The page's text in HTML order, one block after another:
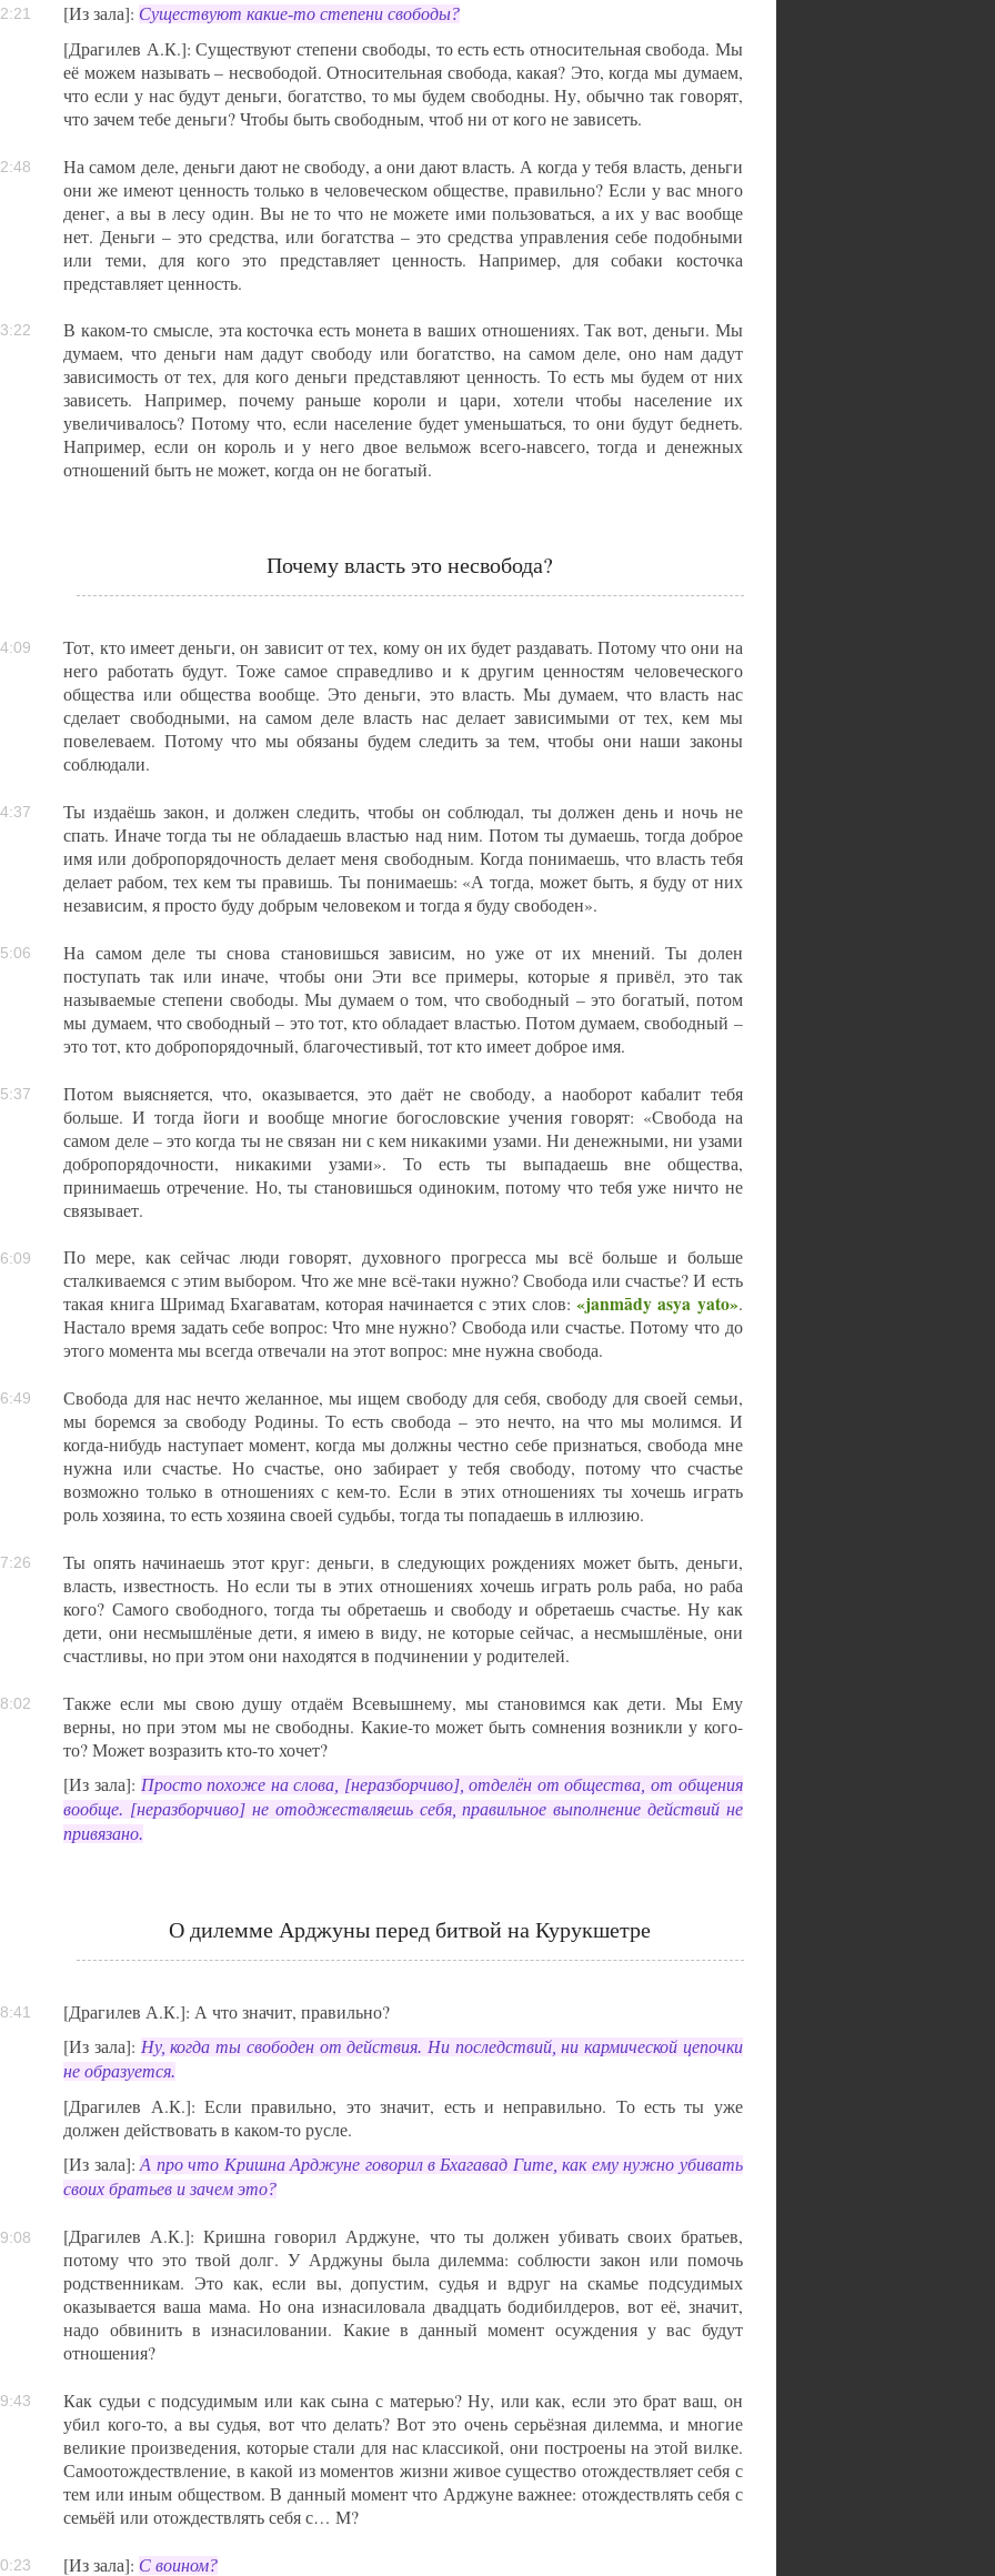
[Из зала]: Существуют какие-то степени свободы?
[Драгилев А.К.]: Существуют степени свободы, то есть есть относительная свобода. Мы
её можем называть – несвободой. Относительная свобода, какая? Это, когда мы думаем,
что если у нас будут деньги, богатство, то мы будем свободны. Ну, обычно так говорят,
что зачем тебе деньги? Чтобы быть свободным, чтоб ни от кого не зависеть.
На самом деле, деньги дают не свободу, а они дают власть. А когда у тебя власть, деньги
они же имеют ценность только в человеческом обществе, правильно? Если у вас много
денег, а вы в лесу один. Вы не то что не можете ими пользоваться, а их у вас вообще
нет. Деньги – это средства, или богатства – это средства управления себе подобными
или теми, для кого это представляет ценность. Например, для собаки косточка
представляет ценность.
В каком-то смысле, эта косточка есть монета в ваших отношениях. Так вот, деньги. Мы
думаем, что деньги нам дадут свободу или богатство, на самом деле, оно нам дадут
зависимость от тех, для кого деньги представляют ценность. То есть мы будем от них
зависеть. Например, почему раньше короли и цари, хотели чтобы население их
увеличивалось? Потому что, если население будет уменьшаться, то они будут беднеть.
Например, если он король и у него двое вельмож всего-навсего, тогда и денежных
отношений быть не может, когда он не богатый.
Почему власть это несвобода?
Тот, кто имеет деньги, он зависит от тех, кому он их будет раздавать. Потому что они на
него работать будут. Тоже самое справедливо и к другим ценностям человеческого
общества или общества вообще. Это деньги, это власть. Мы думаем, что власть нас
сделает свободными, на самом деле власть нас делает зависимыми от тех, кем мы
повелеваем. Потому что мы обязаны будем следить за тем, чтобы они наши законы
соблюдали.
Ты издаёшь закон, и должен следить, чтобы он соблюдал, ты должен день и ночь не
спать. Иначе тогда ты не обладаешь властью над ним. Потом ты думаешь, тогда доброе
имя или добропорядочность делает меня свободным. Когда понимаешь, что власть тебя
делает рабом, тех кем ты правишь. Ты понимаешь: «А тогда, может быть, я буду от них
независим, я просто буду добрым человеком и тогда я буду свободен».
На самом деле ты снова становишься зависим, но уже от их мнений. Ты долен
поступать так или иначе, чтобы они Эти все примеры, которые я привёл, это так
называемые степени свободы. Мы думаем о том, что свободный – это богатый, потом
мы думаем, что свободный – это тот, кто обладает властью. Потом думаем, свободный –
это тот, кто добропорядочный, благочестивый, тот кто имеет доброе имя.
Потом выясняется, что, оказывается, это даёт не свободу, а наоборот кабалит тебя
больше. И тогда йоги и вообще многие богословские учения говорят: «Свобода на
самом деле – это когда ты не связан ни с кем никакими узами. Ни денежными, ни узами
добропорядочности, никакими узами». То есть ты выпадаешь вне общества,
принимаешь отречение. Но, ты становишься одиноким, потому что тебя уже ничто не
связывает.
По мере, как сейчас люди говорят, духовного прогресса мы всё больше и больше
сталкиваемся с этим выбором. Что же мне всё-таки нужно? Свобода или счастье? И есть
такая книга Шримад Бхагаватам, которая начинается с этих слов:«janmādy asya yato».
Настало время задать себе вопрос: Что мне нужно? Свобода или счастье. Потому что до
этого момента мы всегда отвечали на этот вопрос: мне нужна свобода.
Свобода для нас нечто желанное, мы ищем свободу для себя, свободу для своей семьи,
мы боремся за свободу Родины. То есть свобода – это нечто, на что мы молимся. И
когда-нибудь наступает момент, когда мы должны честно себе признаться, свобода мне
нужна или счастье. Но счастье, оно забирает у тебя свободу, потому что счастье
возможно только в отношениях с кем-то. Если в этих отношениях ты хочешь играть
роль хозяина, то есть хозяина своей судьбы, тогда ты попадаешь в иллюзию.
Ты опять начинаешь этот круг: деньги, в следующих рождениях может быть, деньги,
власть, известность. Но если ты в этих отношениях хочешь играть роль раба, но раба
кого? Самого свободного, тогда ты обретаешь и свободу и обретаешь счастье. Ну как
дети, они несмышлёные дети, я имею в виду, не которые сейчас, а несмышлёные, они
счастливы, но при этом они находятся в подчинении у родителей.
Также если мы свою душу отдаём Всевышнему, мы становимся как дети. Мы Ему
верны, но при этом мы не свободны. Какие-то может быть сомнения возникли у кого-
то? Может возразить кто-то хочет?
[Из зала]: Просто похоже на слова, [неразборчиво], отделён от общества, от общения
вообще. [неразборчиво] не отоджествляешь себя, правильное выполнение действий не
привязано.
О дилемме Арджуны перед битвой на Курукшетре
[Драгилев А.К.]: А что значит, правильно?
[Из зала]: Ну, когда ты свободен от действия. Ни последствий, ни кармической цепочки
не образуется.
[Драгилев А.К.]: Если правильно, это значит, есть и неправильно. То есть ты уже
должен действовать в каком-то русле.
[Из зала]:А про что Кришна Арджуне говорил в Бхагавад Гите, как ему нужно убивать
своих братьев и зачем это?
[Драгилев А.К.]: Кришна говорил Арджуне, что ты должен убивать своих братьев,
потому что это твой долг. У Арджуны была дилемма: соблюсти закон или помочь
родственникам. Это как, если вы, допустим, судья и вдруг на скамье подсудимых
оказывается ваша мама. Но она изнасиловала двадцать бодибилдеров, вот её, значит,
надо обвинить в изнасиловании. Какие в данный момент осуждения у вас будут
отношения?
Как судьи с подсудимым или как сына с матерью? Ну, или как, если это брат ваш, он
убил кого-то, а вы судья, вот что делать? Вот это очень серьёзная дилемма, и многие
великие произведения, которые стали для нас классикой, они построены на этой вилке.
Самоотождествление, в какой из моментов жизни живое существо отождествляет себя с
тем или иным обществом. В данный момент что Арджуне важнее: отождествлять себя с
семьёй или отождествлять себя с… М?
[Из зала]: С воином?